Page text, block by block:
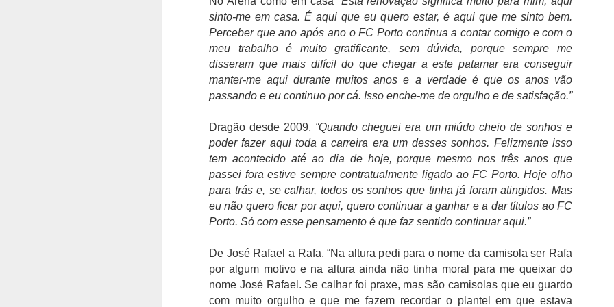
sinto-me em casa. É aqui que eu quero estar, é aqui que me sinto bem.
Perceber que ano após ano o FC Porto continua a contar comigo e com o
meu trabalho é muito gratificante, sem dúvida, porque sempre me
disseram que mais difícil do que chegar a este patamar era conseguir
manter-me aqui durante muitos anos e a verdade é que os anos vão
passando e eu continuo por cá. Isso enche-me de orgulho e de satisfação.”
Dragão desde 2009, “Quando cheguei era um miúdo cheio de sonhos e
poder fazer aqui toda a carreira era um desses sonhos. Felizmente isso
tem acontecido até ao dia de hoje, porque mesmo nos três anos que
passei fora estive sempre contratualmente ligado ao FC Porto. Hoje olho
para trás e, se calhar, todos os sonhos que tinha já foram atingidos. Mas
eu não quero ficar por aqui, quero continuar a ganhar e a dar títulos ao FC
Porto. Só com esse pensamento é que faz sentido continuar aqui.”
De José Rafael a Rafa, “Na altura pedi para o nome da camisola ser Rafa
por algum motivo e na altura ainda não tinha moral para me queixar do
nome José Rafael. Se calhar foi praxe, mas são camisolas que eu guardo
com muito orgulho e que me fazem recordar o plantel em que estava
Nelson Évora termina
carreira aos 42 anos
Nelson Évora campeão olímpico
do triplo salto em Pequim2008,
deu como terminada a carreira, no
Estádio Universitário de Lisboa.
Nelson Évora num "último salto"
anos duas décadas de
competição ao mais alto nível,
semanas depois de se ter sagrado
campeão nacional de triplo salto
"Foi um projeto que não foi
planeado para ser assim, correu
AUG
5
Cândido Barbosa:
"Queremos modernizar
a Volta e aproximá-la
do ciclismo global"
Para Cândido Barbosa, presidente
da Federação Portuguesa de
Ciclismo, o regresso à
representa mais do que uma
mudança de gestão. Cândido
Barbosa fala num "novo ciclo" e
assume a internacionalização
como prioridade para além de
acreditar que a presença da
equipa UAE Team Emirates é um
sinal de que a prova pretende
seguir.
AUG
4
Bernardo Silva
realizou o primeiro
treino no Real Madrid
Bernardo Silva começou ontem
pré-época do Real Madrid,
realizando exames médicos antes
de integrar o plantel orientado por
Bernardo Silva estava
entusiasmado com a nova etapa,
dizendo que estava "muito feliz"
por vestir a camisola "merengue",
à saída da clínica onde foi
solicitado para autógrafos, ao lado
de Vinicius Júnior e de Brahim
Díaz, que também integraram os
AUG
3
FC Porto é o clube português com mais troféus
O FC Porto após ter vencido a Supertaça Candido de Oliveira, no
passado sábado, isolou-se ainda mais como o clube com mais
sucesso na competição e com o melhor palmares em Portugal.
Tendo em conta que a Federação Portuguesa de Futebol considera que
as duas primeiras finais tiveram caráter oficioso, as contas são fáceis
de fazer e o domínio do FC Porto torna-se incontestável.
2
Boavista aguarda decisão dos credores após reunir
condições financeiras